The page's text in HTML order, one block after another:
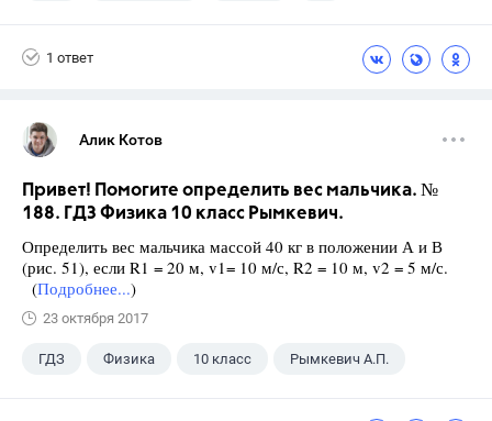
1 ответ
Алик Котов
Привет! Помогите определить вес мальчика. №
188. ГДЗ Физика 10 класс Рымкевич.
Определить вес мальчика массой 40 кг в положении А и В
(рис. 51), если R1 = 20 м, v1= 10 м/с, R2 = 10 м, v2 = 5 м/с.
(Подробнее...)
23 октября 2017
ГДЗ Физика 10 класс Рымкевич А.П.